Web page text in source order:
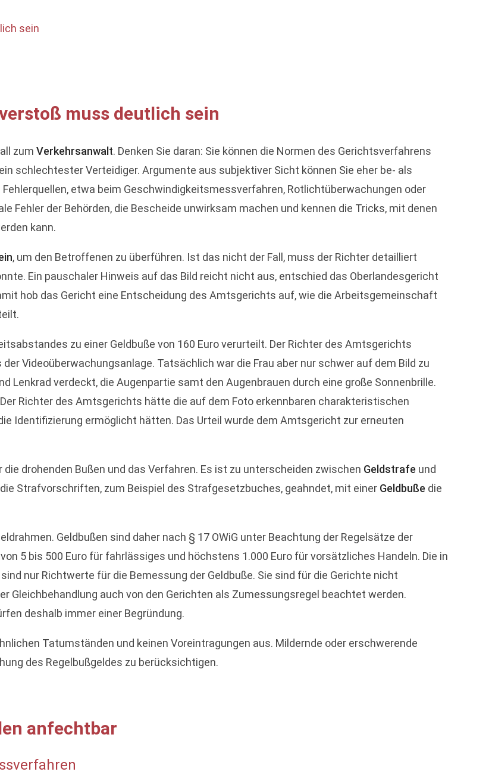
sein
muss deutlich sein
zum Verkehrsanwalt. Denken Sie daran: Sie können die Normen des Gerichtsverfahrens
schlechtester Verteidiger. Argumente aus subjektiver Sicht können Sie eher be- als
Fehlerquellen, etwa beim Geschwindigkeitsmessverfahren, Rotlichtüberwachungen oder
Fehler der Behörden, die Bescheide unwirksam machen und kennen die Tricks, mit denen
kann.
, um den Betroffenen zu überführen. Ist das nicht der Fall, muss der Richter detailliert
Ein pauschaler Hinweis auf das Bild reicht nicht aus, entschied das Oberlandesgericht
hob das Gericht eine Entscheidung des Amtsgerichts auf, wie die Arbeitsgemeinschaft
zu einer Geldbuße von 160 Euro verurteilt. Der Richter des Amtsgerichts
Videoüberwachungsanlage. Tatsächlich war die Frau aber nur schwer auf dem Bild zu
Lenkrad verdeckt, die Augenpartie samt den Augenbrauen durch eine große Sonnenbrille.
Richter des Amtsgerichts hätte die auf dem Foto erkennbaren charakteristischen
Identifizierung ermöglicht hätten. Das Urteil wurde dem Amtsgericht zur erneuten
drohenden Bußen und das Verfahren. Es ist zu unterscheiden zwischen Geldstrafe und
Strafvorschriften, zum Beispiel des Strafgesetzbuches, geahndet, mit einer Geldbuße die
Geldbußen sind daher nach § 17 OWiG unter Beachtung der Regelsätze der
5 bis 500 Euro für fahrlässiges und höchstens 1.000 Euro für vorsätzliches Handeln. Die in
nur Richtwerte für die Bemessung der Geldbuße. Sie sind für die Gerichte nicht
Gleichbehandlung auch von den Gerichten als Zumessungsregel beachtet werden.
deshalb immer einer Begründung.
Tatumständen und keinen Voreintragungen aus. Mildernde oder erschwerende
des Regelbußgeldes zu berücksichtigen.
anfechtbar